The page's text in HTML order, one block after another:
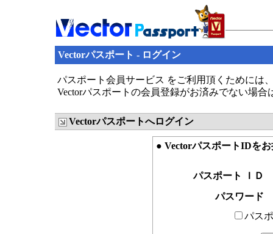
Vectorパスポート - ログイン
パスポート会員サービス をご利用頂くためには
Vectorパスポートの会員登録がお済みでない場
Vectorパスポートへログイン
● VectorパスポートIDを
パスポート ＩＤ
パスワード
パス